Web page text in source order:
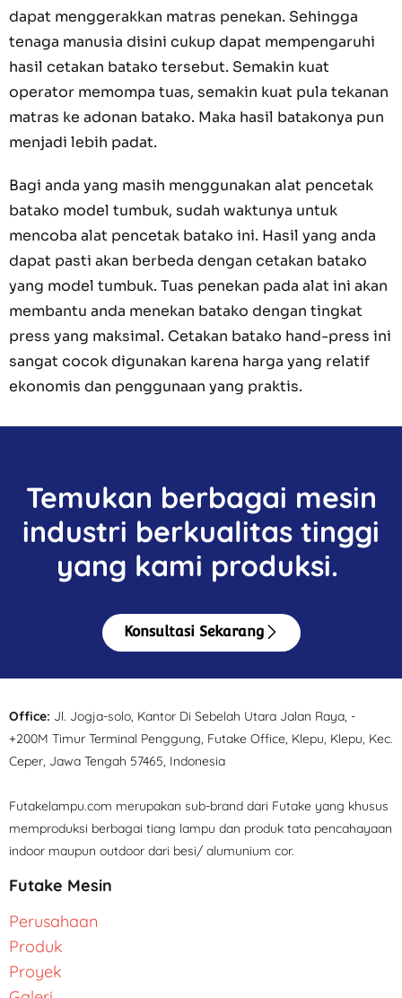
dapat menggerakkan matras penekan. Sehingga
tenaga manusia disini cukup dapat mempengaruhi
hasil cetakan batako tersebut. Semakin kuat
operator memompa tuas, semakin kuat pula tekanan
matras ke adonan batako. Maka hasil batakonya pun
menjadi lebih padat.
Bagi anda yang masih menggunakan alat pencetak
batako model tumbuk, sudah waktunya untuk
mencoba alat pencetak batako ini. Hasil yang anda
dapat pasti akan berbeda dengan cetakan batako
yang model tumbuk. Tuas penekan pada alat ini akan
membantu anda menekan batako dengan tingkat
press yang maksimal. Cetakan batako hand-press ini
sangat cocok digunakan karena harga yang relatif
ekonomis dan penggunaan yang praktis.
Temukan berbagai mesin
industri berkualitas tinggi
yang kami produksi.
Konsultasi Sekarang
Office: Jl. Jogja-solo, Kantor Di Sebelah Utara Jalan Raya, -
+200M Timur Terminal Penggung, Futake Office, Klepu, Klepu, Kec.
Ceper, Jawa Tengah 57465, Indonesia
Futakelampu.com merupakan sub-brand dari Futake yang khusus
memproduksi berbagai tiang lampu dan produk tata pencahayaan
indoor maupun outdoor dari besi/ alumunium cor.
Futake Mesin
Perusahaan
Produk
Proyek